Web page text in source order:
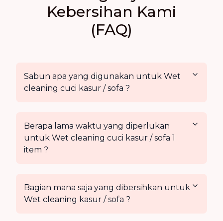
Kebersihan Kami
(FAQ)
Sabun apa yang digunakan untuk Wet
cleaning cuci kasur / sofa ?
Berapa lama waktu yang diperlukan
untuk Wet cleaning cuci kasur / sofa 1
item ?
Bagian mana saja yang dibersihkan untuk
Wet cleaning kasur / sofa ?